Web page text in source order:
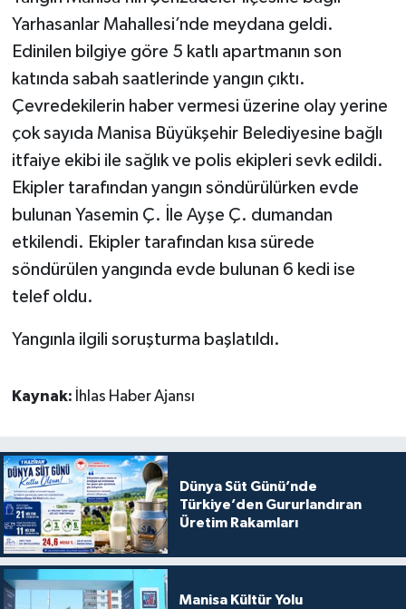
Yarhasanlar Mahallesi’nde meydana geldi.
Edinilen bilgiye göre 5 katlı apartmanın son
katında sabah saatlerinde yangın çıktı.
Çevredekilerin haber vermesi üzerine olay yerine
çok sayıda Manisa Büyükşehir Belediyesine bağlı
itfaiye ekibi ile sağlık ve polis ekipleri sevk edildi.
Ekipler tarafından yangın söndürülürken evde
bulunan Yasemin Ç. İle Ayşe Ç. dumandan
etkilendi. Ekipler tarafından kısa sürede
söndürülen yangında evde bulunan 6 kedi ise
telef oldu.
Yangınla ilgili soruşturma başlatıldı.
Kaynak: İhlas Haber Ajansı
Dünya Süt Günü’nde
Türkiye’den Gururlandıran
Üretim Rakamları
Manisa Kültür Yolu